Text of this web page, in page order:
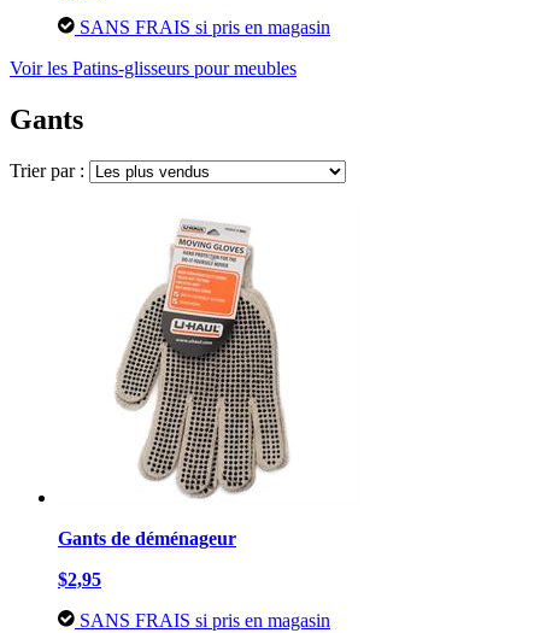
SANS FRAIS si pris en magasin
Voir les Patins-glisseurs pour meubles
Gants
Trier par :
Gants de déménageur
$2,95
SANS FRAIS si pris en magasin